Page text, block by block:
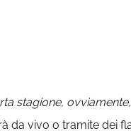
stagione,
da vivo o tramite dei